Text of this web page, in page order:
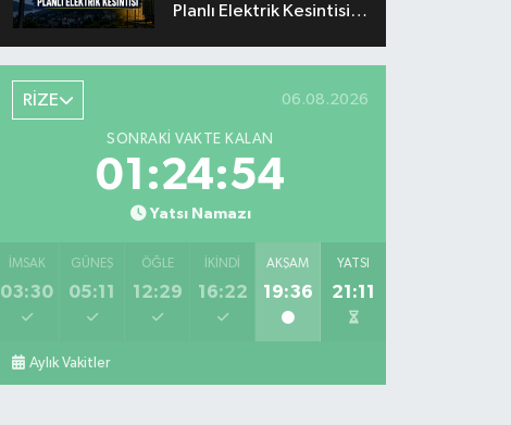
Planlı Elektrik Kesintisi
RİZE 06.08.2026
SONRAKI VAKTE KALAN
01:24:53
Yatsı Namazı
İMSAK
03:30
GÜNEŞ
05:11
ÖĞLE
12:29
İKINDI
16:22
AKŞAM
19:36
YATSI
21:11
Aylık Vakitler